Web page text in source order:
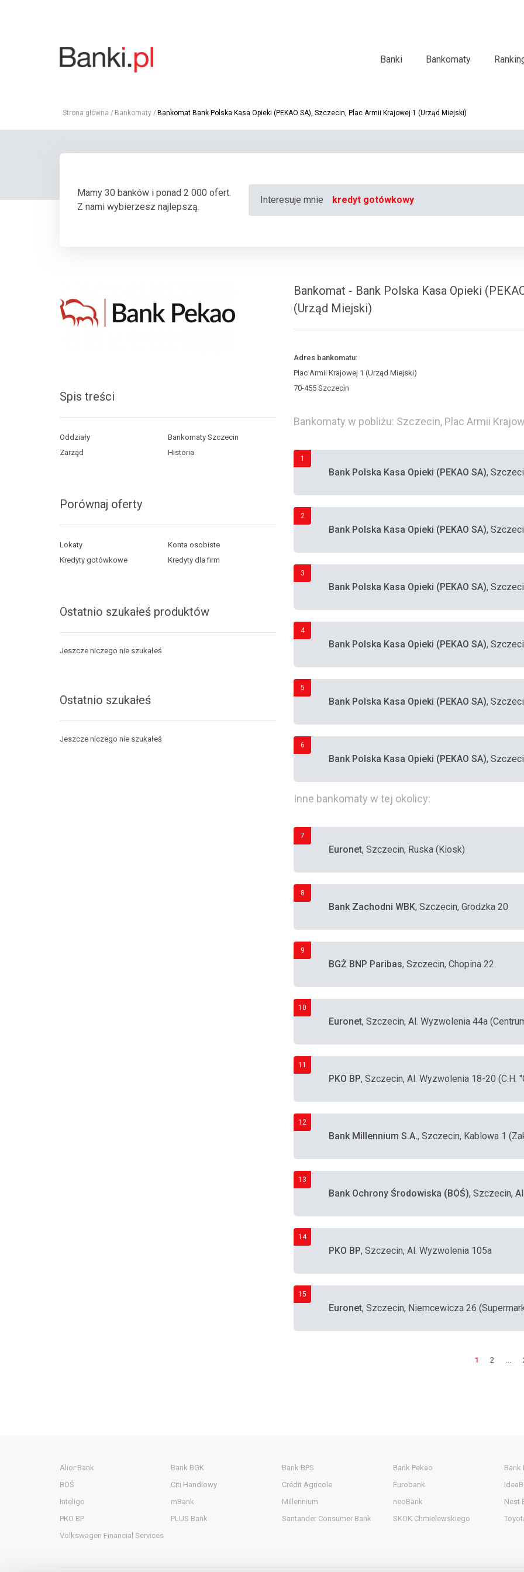
Banki Bankomaty
Strona główna Bankomaty Bankomat Bank Polska Kasa Opieki (PEKAO SA), Szczecin, Plac Armii Krajowej 1 (Urząd Miejski)
Mamy 30 banków i ponad 2 000 ofert.
Z nami wybierzesz najlepszą.
Interesuje mnie kredyt gotówkowy
Spis treści
Oddziały
Bankomaty Szczecin
Zarząd
Historia
Porównaj oferty
Lokaty
Konta osobiste
Kredyty gotówkowe
Kredyty dla firm
Ostatnio szukałeś produktów
Jeszcze niczego nie szukałeś
Ostatnio szukałeś
Jeszcze niczego nie szukałeś
Bankomat - Bank Polska Kasa Opieki
(Urząd Miejski)
Adres bankomatu:
Plac Armii Krajowej 1 (Urząd Miejski)
70-455 Szczecin
Bankomaty w pobliżu: Szczecin, Plac Armii
1
Bank Polska Kasa Opieki (PEKAO SA),
2
Bank Polska Kasa Opieki (PEKAO SA),
3
Bank Polska Kasa Opieki (PEKAO SA),
4
Bank Polska Kasa Opieki (PEKAO SA),
5
Bank Polska Kasa Opieki (PEKAO SA),
6
Bank Polska Kasa Opieki (PEKAO SA),
Inne bankomaty w tej okolicy:
7
Euronet, Szczecin, Ruska (Kiosk)
8
Bank Zachodni WBK, Szczecin, Grodzka 20
9
BGŻ BNP Paribas, Szczecin, Chopina 22
10
Euronet, Szczecin, Al. Wyzwolenia 44a
11
PKO BP, Szczecin, Al. Wyzwolenia 18-20 (C.H.
12
Bank Millennium S.A., Szczecin, Kablowa 1
13
Bank Ochrony Środowiska (BOŚ), Szczecin,
14
PKO BP, Szczecin, Al. Wyzwolenia 105a
15
Euronet, Szczecin, Niemcewicza 26
1 2 ...
Alior Bank Bank BGK Bank BPS Bank Pekao Bank
BOŚ
Citi Handlowy Crédit Agricole Eurobank
Inteligo
mBank Millennium neoBank Nest
PKO BP
PLUS Bank Santander Consumer Bank SKOK Chmielewskiego
Volkswagen Financial Services